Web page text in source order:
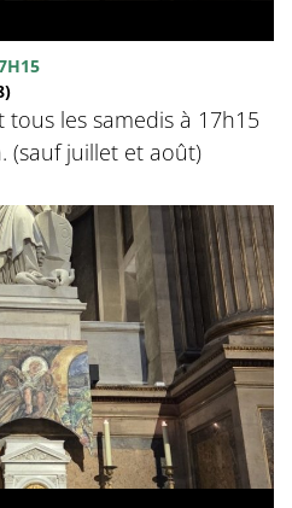
les samedis à 17h15
(sauf juillet et août)